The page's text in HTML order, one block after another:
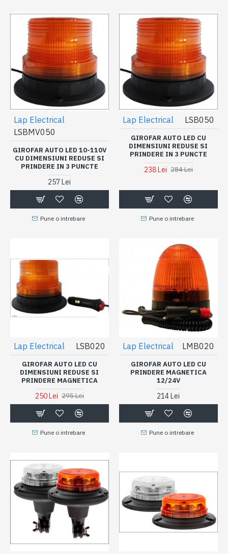
Lap Electrical
LSBMV050
GIROFAR AUTO LED 10-110V
CU DIMENSIUNI REDUSE SI
PRINDERE IN 3 PUNCTE
257 Lei
Pune o intrebare
Lap Electrical LSB050
GIROFAR AUTO LED CU
DIMENSIUNI REDUSE SI
PRINDERE IN 3 PUNCTE
238 Lei 284 Lei
Pune o intrebare
Lap Electrical LSB020
GIROFAR AUTO LED CU
DIMENSIUNI REDUSE SI
PRINDERE MAGNETICA
250 Lei 295 Lei
Pune o intrebare
Lap Electrical LMB020
GIROFAR AUTO LED CU
PRINDERE MAGNETICA
12/24V
214 Lei
Pune o intrebare